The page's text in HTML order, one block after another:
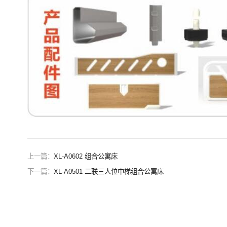
上一篇： XL-A0602 组合公寓床
下一篇： XL-A0501 二联三人位中梯组合公寓床